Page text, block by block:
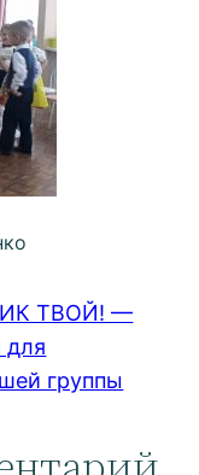
ТВОЙ! —
для
группы